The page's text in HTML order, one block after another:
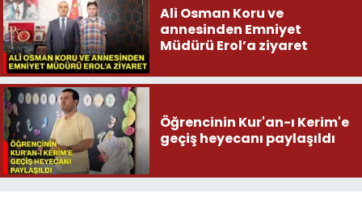
Ali Osman Koru ve
annesinden Emniyet
Müdürü Erol’a ziyaret
Öğrencinin Kur'an-ı Kerim'e
geçiş heyecanı paylaşıldı